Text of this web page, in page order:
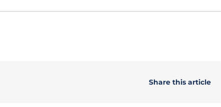
Share this article